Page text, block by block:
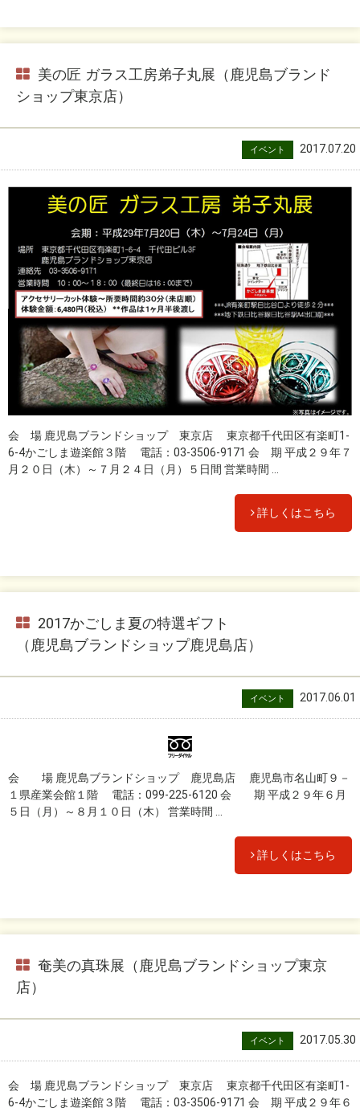
美の匠 ガラス工房弟子丸展（鹿児島ブランド
ショップ東京店）
イベント 2017.07.20
会 場 鹿児島ブランドショップ 東京店 東京都千代田区有楽町1-
6-4かごしま遊楽館３階 電話：03-3506-9171 会 期 平成２９年７
月２０日（木）～７月２４日（月）５日間 営業時間 ...
詳しくはこちら
2017かごしま夏の特選ギフト
（鹿児島ブランドショップ鹿児島店）
イベント 2017.06.01
会 場 鹿児島ブランドショップ 鹿児島店 鹿児島市名山町９－
１県産業会館１階 電話：099-225-6120 会 期 平成２９年６月
５日（月）～８月１０日（木） 営業時間 ...
詳しくはこちら
奄美の真珠展（鹿児島ブランドショップ東京
店）
イベント 2017.05.30
会 場 鹿児島ブランドショップ 東京店 東京都千代田区有楽町1-
6-4かごしま遊楽館３階 電話：03-3506-9171 会 期 平成２９年６